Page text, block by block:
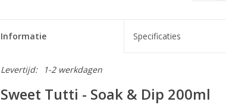
Informatie Specificaties
Levertijd: 1-2 werkdagen
Sweet Tutti - Soak & Dip 200ml